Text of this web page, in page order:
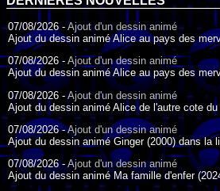
07/08/2026 -Ajout d'un dessin animé
Ajout du dessin animé Alice au pays des
07/08/2026 - Ajout d'un dessin animé
Ajout du dessin animé Alice au pays des
07/08/2026 -Ajout d'un dessin animé
Ajout du dessin animé Alice de l'autre cote
07/08/2026 -Ajout d'un dessin animé
Ajout du dessin animé Ginger (2000) dans la
07/08/2026 -Ajout d'un dessin animé
Ajout du dessin animé Ma famille d'enfer